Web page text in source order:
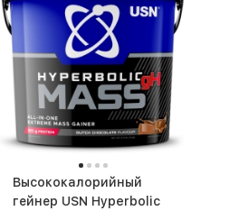
Высококалорийный
гейнер USN Hyperbolic